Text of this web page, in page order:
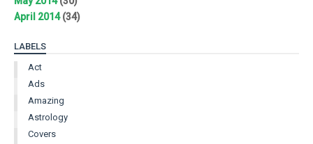
April 2014(34)
LABELS
Act
Ads
Amazing
Astrology
Covers